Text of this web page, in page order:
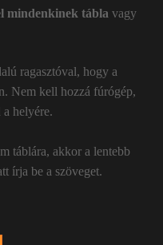
mindenkinek tábla vagy
ragasztóval, hogy a
Nem kell hozzá fúrógép,
helyére.
táblára, akkor a lentebb
írja be a szöveget.